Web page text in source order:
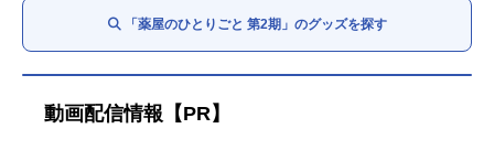
「薬屋のひとりごと 第2期」のグッズを探す
動画配信情報【PR】